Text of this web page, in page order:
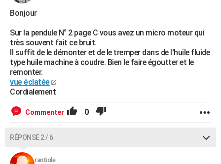
FORUM
Bricolage
Lifestyle
Culture
Sport
Auto
Television
Voyage
Cinema
Bonjour
Sur la pendule N° 2 page C vous avez un micro moteur qui
très souvent fait ce bruit.
Il suffit de le démonter et de le tremper dans de l'huile fluide
type huile machine à coudre. Bien le faire égoutter et le
remonter.
vue éclatée
Cordialement
Commenter 0
RÉPONSE 2 / 6
rantiole